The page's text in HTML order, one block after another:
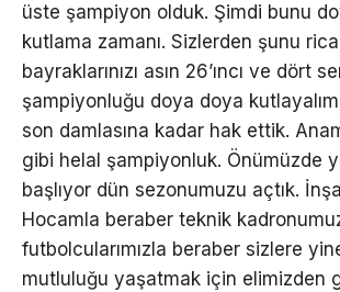
üste şampiyon olduk. Şimdi bunu
kutlama zamanı. Sizlerden şunu
bayraklarınızı asın 26’ıncı ve dört
şampiyonluğu doya doya
son damlasına kadar hak ettik.
gibi helal şampiyonluk. Önümüzde
başlıyor dün sezonumuzu açtık.
Hocamla beraber teknik
futbolcularımızla beraber sizlere
mutluluğu yaşatmak için elimizden